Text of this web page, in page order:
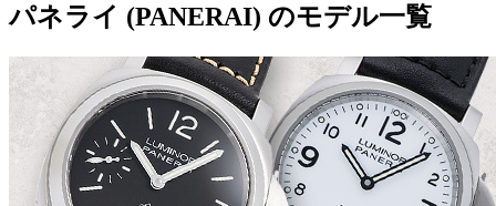
パネライ (PANERAI) のモデル一覧